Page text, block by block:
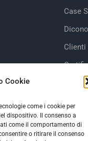
Cookie
come i cookie per
dispositivo. Il consenso a
come il comportamento di
o ritirare il consenso
Case
Clienti
© Copyright 2026